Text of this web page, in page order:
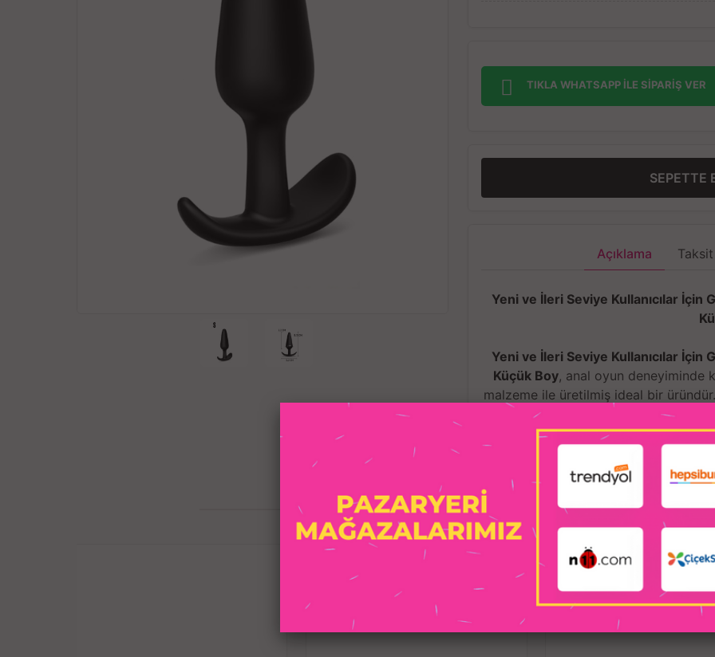
TIKLA WHATSAPP İLE SİPARİŞ VER
SEPETTE
Açıklama
Yeni ve İleri Seviye Kullanıcılar İçin
Yeni ve İleri Seviye Kullanıcılar İçin
Küçük Boy, anal oyun deneyiminde
malzeme ile üretilmiş ideal bir
hem esnek hem de dayanıklıdır,
Küçük boyutuyla, yeni başlayanlar
şekilde ilerletmek isteyen
güvenli ve rahat kullanım için
Öne
Ergonomik Tasarım:Geniş tabanlı
sırasında rahatlık sağlar. Ayrıca,
güvenli bir
Silikon Malzeme:
Yüksek
hipoalerjeniktir. Yumuşak, esnek
İLGILI ÜRÜNLER